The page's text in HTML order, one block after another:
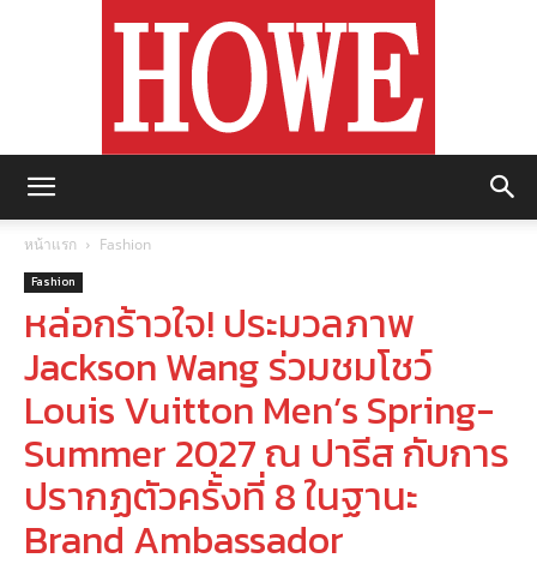
หน้าแรก Fashion
Fashion
หล่อกร้าวใจ! ประมวลภาพ
Jackson Wang ร่วมชมโชว์
Louis Vuitton Men’s Spring-
Summer 2027 ณ ปารีส กับการ
ปรากฏตัวครั้งที่ 8 ในฐานะ
Brand Ambassador